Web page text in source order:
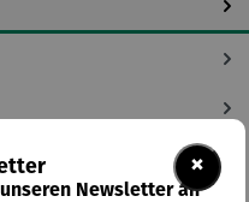
×
Newsletter an